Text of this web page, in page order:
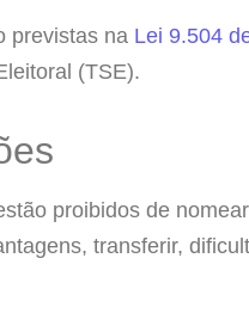
previstas na Lei 9.504
(TSE).
proibidos de
transferir,